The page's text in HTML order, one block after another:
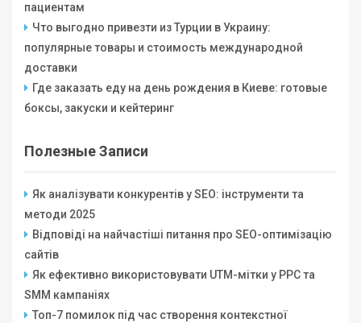
пациентам
Что выгодно привезти из Турции в Украину:
популярные товары и стоимость международной
доставки
Где заказать еду на день рождения в Киеве: готовые
боксы, закуски и кейтеринг
Полезные Записи
Як аналізувати конкурентів у SEO: інструменти та
методи 2025
Відповіді на найчастіші питання про SEO-оптимізацію
сайтів
Як ефективно використовувати UTM-мітки у PPC та
SMM кампаніях
Топ-7 помилок під час створення контекстної